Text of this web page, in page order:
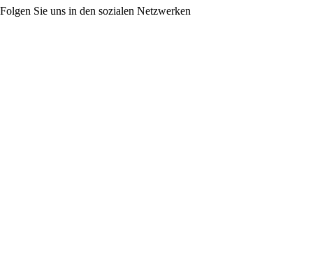
Folgen Sie uns in den sozialen Netzwerken